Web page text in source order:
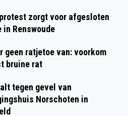
zorgt voor afgesloten
in Renswoude
geen ratjetoe van: voorkom
bruine rat
tegen gevel van
Norschoten in